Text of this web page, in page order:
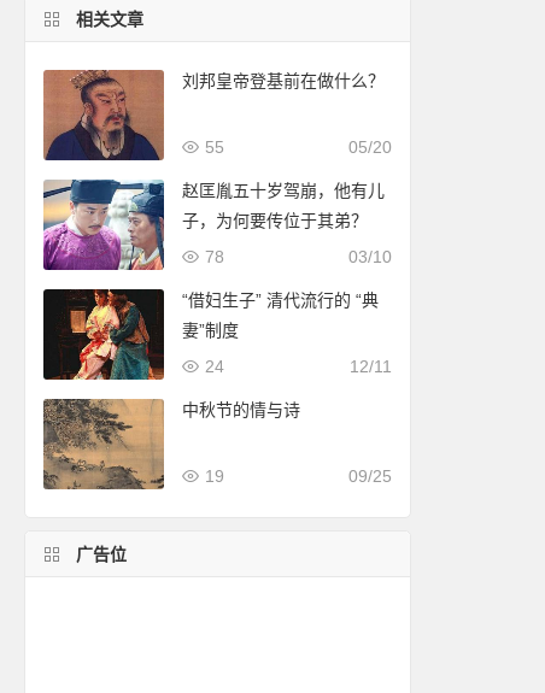
相关文章
刘邦皇帝登基前在做什么？
05/20
55
赵匡胤五十岁驾崩，他有儿
子，为何要传位于其弟？
03/10
78
“借妇生子” 清代流行的 “典
妻”制度
12/11
24
中秋节的情与诗
09/25
19
广告位